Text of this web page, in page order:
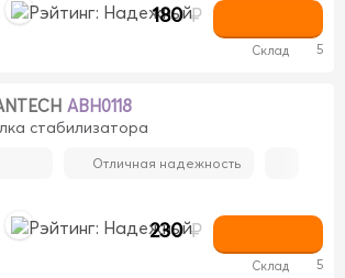
180 ₽
Склад 5
ABH0118
стабилизатора
Отличная надежность
230 ₽
Склад 5